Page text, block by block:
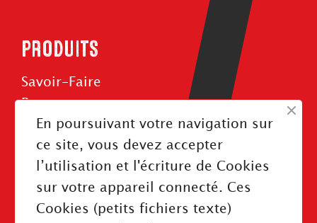
PRODUITS
Savoir-Faire
Roues
Rouleaux
Courroies
En poursuivant votre navigation sur
ce site, vous devez accepter
l’utilisation et l'écriture de Cookies
sur votre appareil connecté. Ces
Cookies (petits fichiers texte)